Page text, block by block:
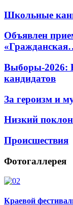
Школьные
Объявлен
Выборы-2026:
кандидатов
За героизм и
Низкий
Происшествия
Фотогаллерея
Краевой